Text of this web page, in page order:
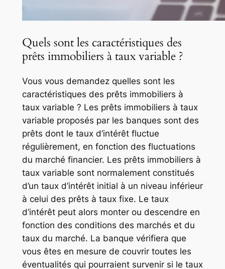
Quels sont les caractéristiques des
prêts immobiliers à taux variable ?
Vous vous demandez quelles sont les
caractéristiques des prêts immobiliers à
taux variable ? Les prêts immobiliers à taux
variable proposés par les banques sont des
prêts dont le taux d’intérêt fluctue
régulièrement, en fonction des fluctuations
du marché financier. Les prêts immobiliers à
taux variable sont normalement constitués
d’un taux d’intérêt initial à un niveau inférieur
à celui des prêts à taux fixe. Le taux
d’intérêt peut alors monter ou descendre en
fonction des conditions des marchés et du
taux du marché. La banque vérifiera que
vous êtes en mesure de couvrir toutes les
éventualités qui pourraient survenir si le taux